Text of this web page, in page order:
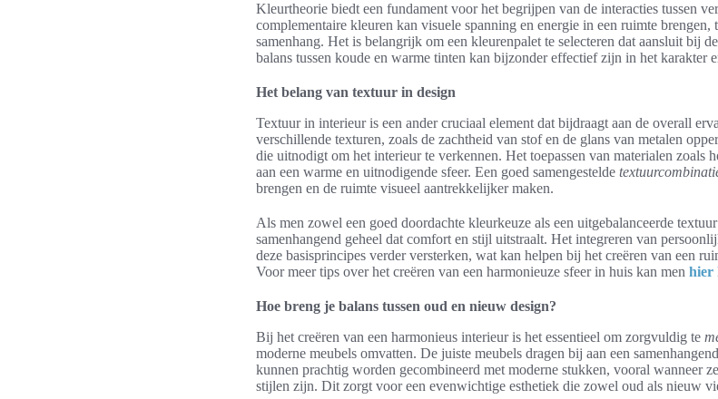
Kleurtheorie biedt een fundament voor het begrijpen van de interacties tussen
complementaire kleuren kan visuele spanning en energie in een ruimte
samenhang. Het is belangrijk om een kleurenpalet te selecteren dat aansluit bij
balans tussen koude en warme tinten kan bijzonder effectief zijn in het karakter
Het belang van textuur in design
Textuur in interieur is een ander cruciaal element dat bijdraagt aan de overall
verschillende texturen, zoals de zachtheid van stof en de glans van metalen
die uitnodigt om het interieur te verkennen. Het toepassen van materialen zoals
aan een warme en uitnodigende sfeer. Een goed samengestelde
brengen en de ruimte visueel aantrekkelijker maken.
Als men zowel een goed doordachte kleurkeuze als een uitgebalanceerde
samenhangend geheel dat comfort en stijl uitstraalt. Het integreren van
deze basisprincipes verder versterken, wat kan helpen bij het creëren van een
Voor meer tips over het creëren van een harmonieuze sfeer in huis kan men hier
Hoe breng je balans tussen oud en nieuw design?
Bij het creëren van een harmonieus interieur is het essentieel om zorgvuldig te
moderne meubels omvatten. De juiste meubels dragen bij aan een
kunnen prachtig worden gecombineerd met moderne stukken, vooral wanneer
stijlen zijn. Dit zorgt voor een evenwichtige esthetiek die zowel oud als nieuw